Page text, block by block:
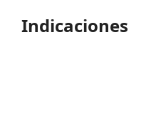
Indicaciones